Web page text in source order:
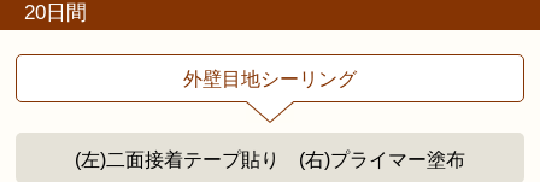
20日間
外壁目地シーリング
(左)二面接着テープ貼り (右)プライマー塗布